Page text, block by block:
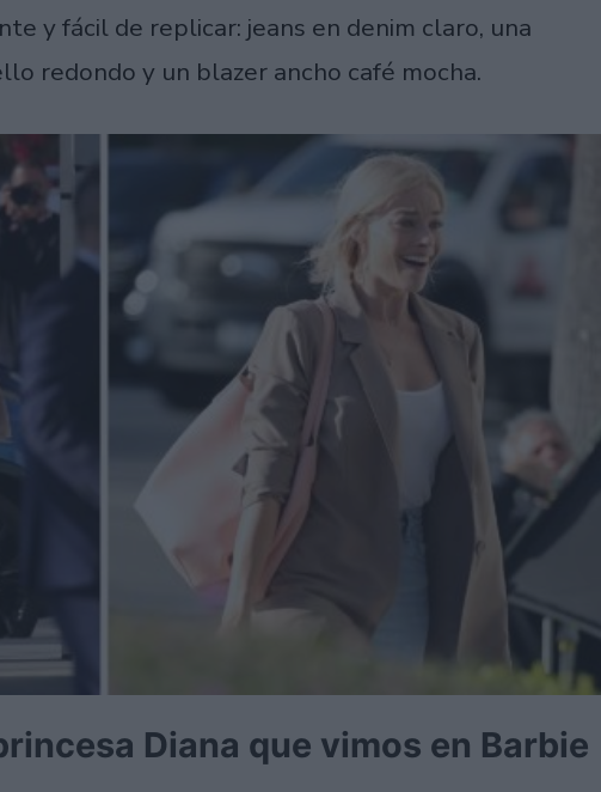
y fácil de replicar: jeans en denim claro, una
redondo y un blazer ancho café mocha.
Diana que vimos en Barbie